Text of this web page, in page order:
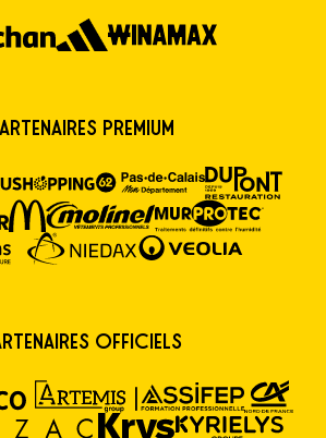
premium
Officiels